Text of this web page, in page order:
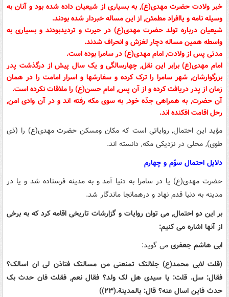
خبر ولادت حضرت مهدی(ع), به بسیاری از شیعیان داده شده بود و آنان به
وسیله نامه و یاافراد مطمئن, از این مساله خبردار شده بودند.
شیعیان درباره تولد حضرت مهدی(ع) در حیرت و تردیدبودند و بسیاری به
واسطه همین مساله دچار لغزش و انحراف شدند.
مدتی پس از ولادت, امام مهدی(ع) در سامرا بوده است.
امام مهدی(ع) برابر این نقل, چهارسالگی و یک سال پیش از درگذشت پدر
بزرگوارشان, شهر سامرا را ترک کرده و سفارشها و اسرار امامت را در همان
زمان از پدر دریافت کرده و از آن پس, امام حسن(ع) را ملاقات نکرده است.
آن حضرت, به همراهی جدّه خود, به سوی مکه رفته اند و در آن وادی امن,
رحل اقامت افکنده اند.
مؤید این احتمال, روایاتی است که مکان ومسکن حضرت مهدی(ع) را (ذی
طوی), محلی در نزدیکی مکه, دانسته اند.
دلایل احتمال سوّم و چهارم
حضرت مهدی(ع) یا در سامرا به دنیا آمد و به مدینه فرستاده شد و یا در
مدینه به دنیا قدم نهاد و درهمانجا ماندگار شد.
بر این دو احتمال, می توان روایات و گزارشات تاریخی اقامه کرد که به برخی
از آنها اشاره می کنیم:
ابی هاشم جعفری می گوید:
(قلت لابی محمد(ع) جلالتک تمنعنی من مسالتک فتاذن لی ان اسالک؟
فقال: سل. قلت: یا سیدی هل لک ولد؟ فقال نعم, فقلت فان حدث بک
حدث فاین اسال عنه؟ قال: بالمدینة.(۲۳))